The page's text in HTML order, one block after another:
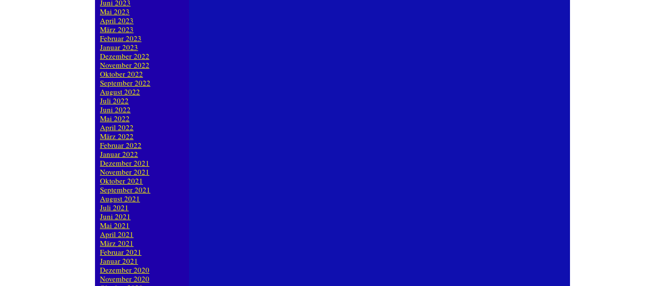
Juni 2023
Mai 2023
April 2023
März 2023
Februar 2023
Januar 2023
Dezember 2022
November 2022
Oktober 2022
September 2022
August 2022
Juli 2022
Juni 2022
Mai 2022
April 2022
März 2022
Februar 2022
Januar 2022
Dezember 2021
November 2021
Oktober 2021
September 2021
August 2021
Juli 2021
Juni 2021
Mai 2021
April 2021
März 2021
Februar 2021
Januar 2021
Dezember 2020
November 2020